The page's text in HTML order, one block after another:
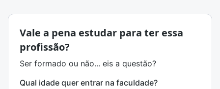
Vale a pena estudar para ter essa
profissão?
Ser formado ou não... eis a questão?
Qual idade quer entrar na faculdade?